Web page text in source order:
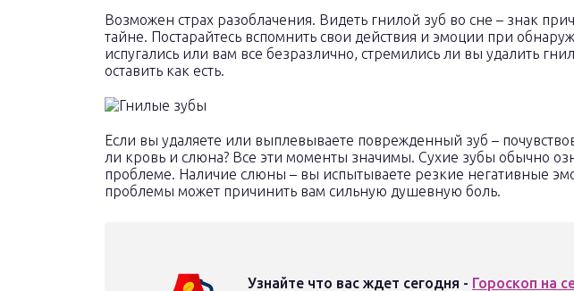
Возможен страх разоблачения. Видеть гнилой зуб во сне – знак
тайне. Постарайтесь вспомнить свои действия и эмоции при
испугались или вам все безразлично, стремились ли вы удалить
оставить как есть.
Если вы удаляете или выплевываете поврежденный зуб –
ли кровь и слюна? Все эти моменты значимы. Сухие зубы обычно
проблеме. Наличие слюны – вы испытываете резкие негативные
проблемы может причинить вам сильную душевную боль.
Узнайте что вас ждет сегодня - Гороскоп на